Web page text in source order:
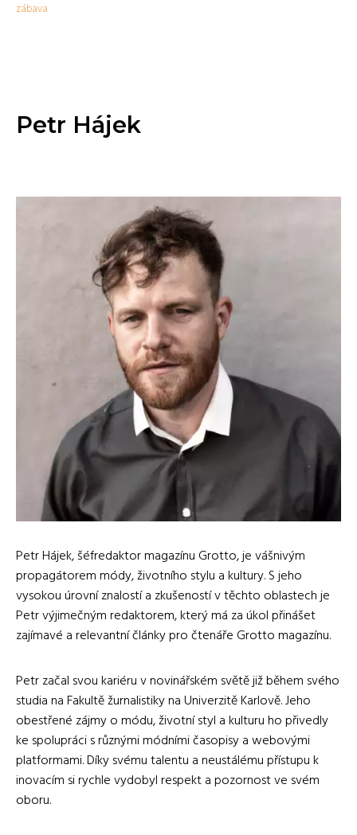
zábava
Petr Hájek
Petr Hájek, šéfredaktor magazínu Grotto, je vášnivým
propagátorem módy, životního stylu a kultury. S jeho
vysokou úrovní znalostí a zkušeností v těchto oblastech je
Petr výjimečným redaktorem, který má za úkol přinášet
zajímavé a relevantní články pro čtenáře Grotto magazínu.
Petr začal svou kariéru v novinářském světě již během svého
studia na Fakultě žurnalistiky na Univerzitě Karlově. Jeho
obestřené zájmy o módu, životní styl a kulturu ho přivedly
ke spolupráci s různými módními časopisy a webovými
platformami. Díky svému talentu a neustálému přístupu k
inovacím si rychle vydobyl respekt a pozornost ve svém
oboru.